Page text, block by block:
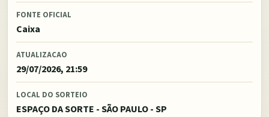
FONTE OFICIAL
Caixa
ATUALIZACAO
29/07/2026, 21:59
LOCAL DO SORTEIO
ESPAÇO DA SORTE - SÃO PAULO - SP